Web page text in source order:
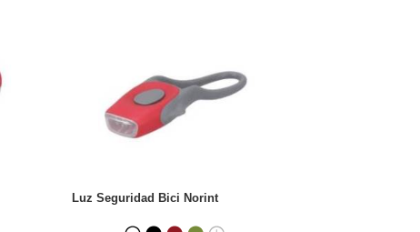
Luz Seguridad Bici Norint